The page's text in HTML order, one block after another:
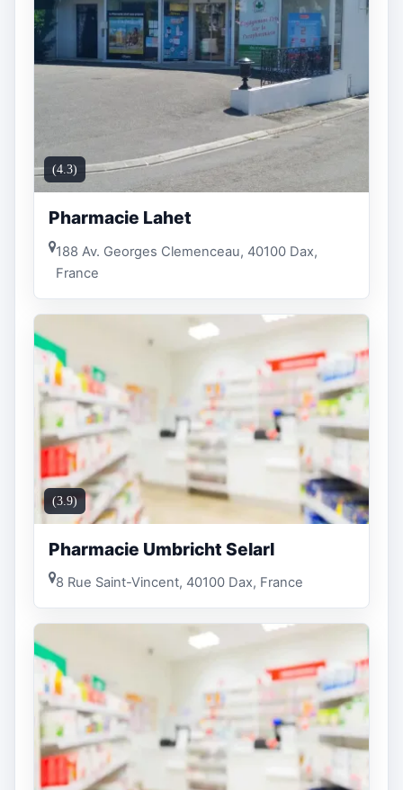
(4.3)
Pharmacie Lahet
188 Av. Georges Clemenceau, 40100 Dax,
France
(3.9)
Pharmacie Umbricht Selarl
8 Rue Saint-Vincent, 40100 Dax, France